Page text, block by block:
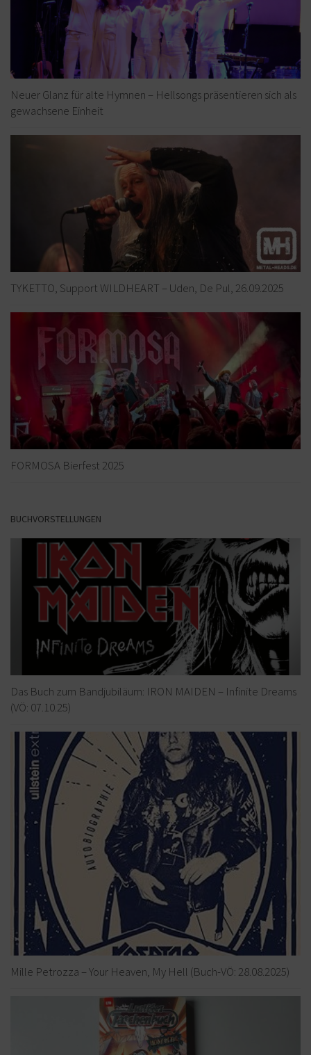
Neuer Glanz für alte Hymnen – Hellsongs präsentieren sich als
gewachsene Einheit
TYKETTO, Support WILDHEART – Uden, De Pul, 26.09.2025
FORMOSA Bierfest 2025
BUCHVORSTELLUNGEN
Das Buch zum Bandjubiläum: IRON MAIDEN – Infinite Dreams
(VÖ: 07.10.25)
Mille Petrozza – Your Heaven, My Hell (Buch-VÖ: 28.08.2025)